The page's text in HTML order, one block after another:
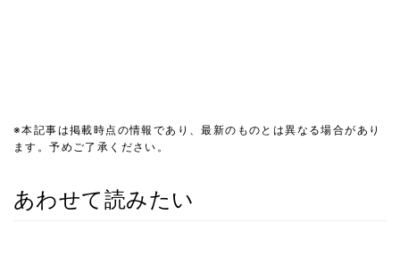
※本記事は掲載時点の情報であり、最新のものとは異なる場合があり
ます。予めご了承ください。
あわせて読みたい